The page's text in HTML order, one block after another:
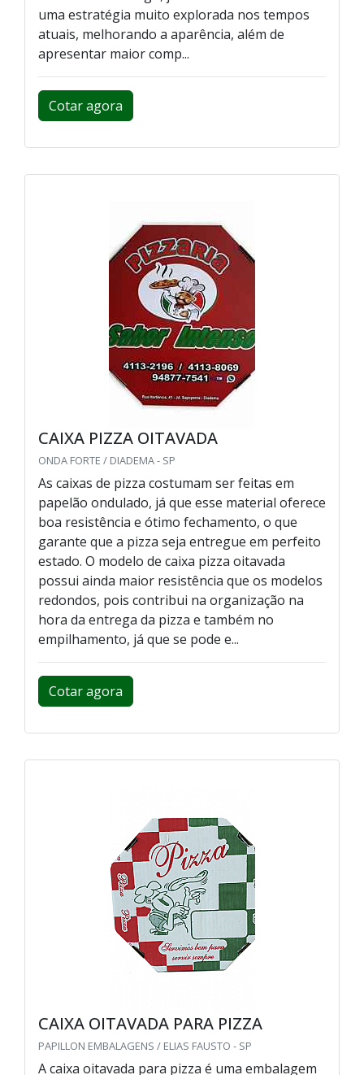
uma estratégia muito explorada nos tempos
atuais, melhorando a aparência, além de
apresentar maior comp...
Cotar agora
CAIXA PIZZA OITAVADA
ONDA FORTE / DIADEMA - SP
As caixas de pizza costumam ser feitas em
papelão ondulado, já que esse material oferece
boa resistência e ótimo fechamento, o que
garante que a pizza seja entregue em perfeito
estado. O modelo de caixa pizza oitavada
possui ainda maior resistência que os modelos
redondos, pois contribui na organização na
hora da entrega da pizza e também no
empilhamento, já que se pode e...
Cotar agora
CAIXA OITAVADA PARA PIZZA
PAPILLON EMBALAGENS / ELIAS FAUSTO - SP
A caixa oitavada para pizza é uma embalagem